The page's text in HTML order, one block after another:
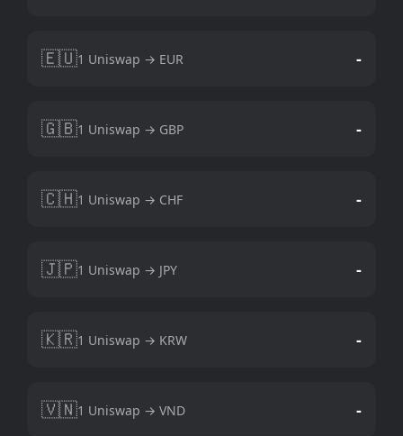
🇪🇺1 Uniswap → EUR -
🇬🇧1 Uniswap → GBP -
🇨🇭1 Uniswap → CHF -
🇯🇵1 Uniswap → JPY -
🇰🇷1 Uniswap → KRW -
🇻🇳1 Uniswap → VND -